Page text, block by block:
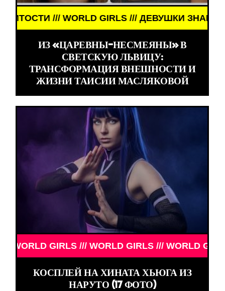
ЗНАМЕНИТОСТИ /// WORLD GIRLS ///
ИЗ «ЦАРЕВНЫ-НЕСМЕЯНЫ» В
СВЕТСКУЮ ЛЬВИЦУ:
ТРАНСФОРМАЦИЯ ВНЕШНОСТИ И
ЖИЗНИ ТАИСИИ МАСЛЯКОВОЙ
WORLD GIRLS /// WORLD GIRLS ///
КОСПЛЕЙ НА ХИНАТА ХЬЮГА ИЗ
НАРУТО (17 ФОТО)